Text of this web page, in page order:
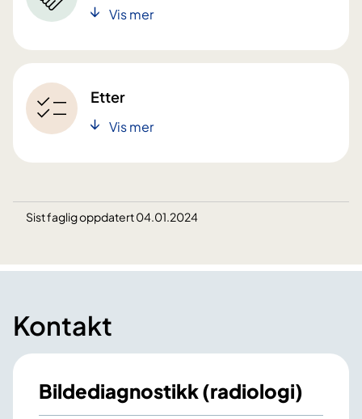
Vis mer
Etter
Vis mer
Sist faglig oppdatert 04.01.2024
Kontakt
Bildediagnostikk (radiologi)